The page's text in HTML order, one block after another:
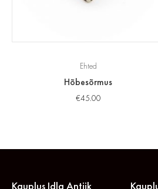
Ehted
Hõbesõrmus
€45.00
Kauplus Idla Antiik